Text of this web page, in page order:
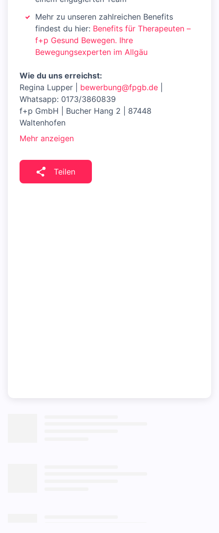
Mehr zu unseren zahlreichen Benefits
findest du hier: Benefits für Therapeuten –
f+p Gesund Bewegen. Ihre
Bewegungsexperten im Allgäu
Wie du uns erreichst:
Regina Lupper | bewerbung@fpgb.de
Whatsapp: 0173/3860839
f+p GmbH | Bucher Hang 2 | 87448
Waltenhofen
Mehr anzeigen
Teilen